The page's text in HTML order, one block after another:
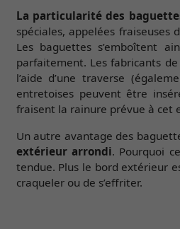
La particularité des
spéciales, appelées
Les baguettes s’emboîtent
parfaitement. Les fabricants
l’aide d’une traverse
entretoises peuvent être
fraisent la rainure prévue à cet
Un autre avantage des
extérieur arrondi. Pourquoi
tendue. Plus le bord extérieur
craqueler ou de s’effriter.